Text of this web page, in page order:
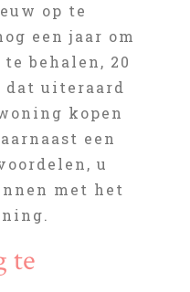
op te
een jaar om
behalen, 20
dat uiteraard
kopen
een
u
met het
te